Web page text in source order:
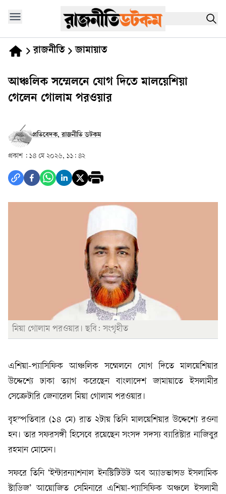
রাজনীতি জামায়াত
আঞ্চলিক সম্মেলনে যোগ দিতে মালয়েশিয়া
গেলেন গোলাম পরওয়ার
প্রতিবেদক, রাজনীতি ডটকম
প্রকাশ : ১৪ মে ২০২৬, ১১: ৪২
মিয়া গোলাম পরওয়ার। ছবি: সংগৃহীত
এশিয়া-প্যাসিফিক আঞ্চলিক সম্মেলনে যোগ দিতে মালয়েশিয়ার
উদ্দেশ্যে ঢাকা ত্যাগ করেছেন বাংলাদেশ জামায়াতে ইসলামীর
সেক্রেটারি জেনারেল মিয়া গোলাম পরওয়ার।
বৃহস্পতিবার (১৪ মে) রাত ২টায় তিনি মালয়েশিয়ার উদ্দেশ্যে রওনা
হন। তার সফরসঙ্গী হিসেবে রয়েছেন সংসদ সদস্য ব্যারিস্টার নাজিবুর
রহমান মোমেন।
সফরে তিনি ‘ইন্টারন্যাশনাল ইনস্টিটিউট অব অ্যাডভান্সড ইসলামিক
স্টাডিজ’ আয়োজিত সেমিনারে এশিয়া-প্যাসিফিক অঞ্চলে ইসলামী